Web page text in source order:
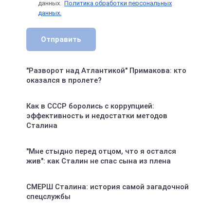
данных. Политика обработки персональных
данных.
Отправить
"Разворот над Атлантикой" Примакова: кто
оказался в пролете?
Как в СССР боролись с коррупцией:
эффективность и недостатки методов
Сталина
"Мне стыдно перед отцом, что я остался
жив": как Сталин не спас сына из плена
СМЕРШ Сталина: история самой загадочной
спецслужбы